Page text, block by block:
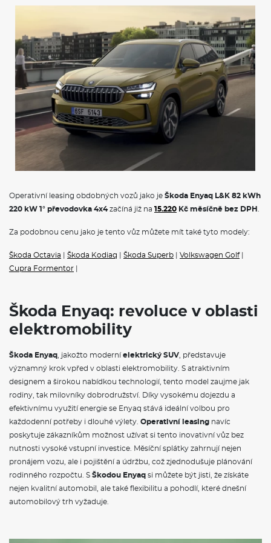
Sklápění zadních sedadel ze zavazadlového prostoru
Elektricky ovládaná přední sedadla s pamětí
Vyhřívaná zadní sedadla
Ventilovaná přední sedadla
Elektricky nastavitelné bederní opěrky v předních sedadlech s
masážní funkcí
Digitální asistentka Laura - hlasové ovládání
DAB - digitální radiopříjem
Bezdrátový SmartLink
2x USB-C vpředu a 2x USB-C vzadu (nabíjecí výkon až 45 W)
Audiosystém CANTON - 12 reproduktorů včetně subwooferu
Bezdrátové nabíjení telefonu Qi2 s magnetickým nabíjecím
profilem a chlazením (až 25 W)
Tísňové volání eCall
Elektronická parkovací brzda
2× i-Size a 2× Top Tether vzadu, i-Size na sedadle spolujezdce
štítkem ECE
Asistent při odbočování a asistent pro vyhýbací manévry
Alarm
12 V zásuvka v zavazadlovém prostoru
Proaktivní ochrana cestujících
Asistent pro vyparkování a změnu jízdního pruhu a systém
Front Assit - s upozorněním a zabrzděním při hrozící kolizi s
vozidly, chodci a cyklisty
Světelný a dešťový senzor
Prediktivní tempomat
Dvoutónová siréna
a Leaving Home
Signalizace nezapnutého bezpečnostního pásu
Přídavné odrazky (oblast dveří)
Uložený parkovací manévr
Panoramatický kamerový systém
Head-up displej s rozšířenou realitou (AR)
Prosvětlená přední maska
Operativní leasing obdobných vozů jako je Škoda Enyaq L&K 82 kWh
220 kW 1° převodovka 4x4začíná již na 15.220 Kč měsíčně bez DPH
Za podobnou cenu jako je tento vůz můžete mít také tyto modely:
Škoda Octavia Škoda Kodiaq Škoda Superb Volkswagen Golf|
Cupra Formentor
Škoda Enyaq: revoluce v oblasti
elektromobility
Škoda Enyaq , jakožto moderníelektrický SUV , představuje
významný krok vpřed v oblasti elektromobility. S atraktivním
designem a širokou nabídkou technologií, tento model zaujme jak
rodiny, tak milovníky dobrodružství. Díky vysokému dojezdu a
efektivnímu využití energie se Enyaq stává ideální volbou pro
každodenní potřeby i dlouhé výlety. Operativní leasing navíc
poskytuje zákazníkům možnost užívat si tento inovativní vůz bez
nutnosti vysoké vstupní investice. Měsíční splátky zahrnují nejen
pronájem vozu, ale i pojištění a údržbu, což zjednodušuje plánování
rodinného rozpočtu. S Škodou Enyaq si můžete být jisti, že získáte
nejen kvalitní automobil, ale také flexibilitu a pohodlí, které dnešní
automobilový trh vyžaduje.